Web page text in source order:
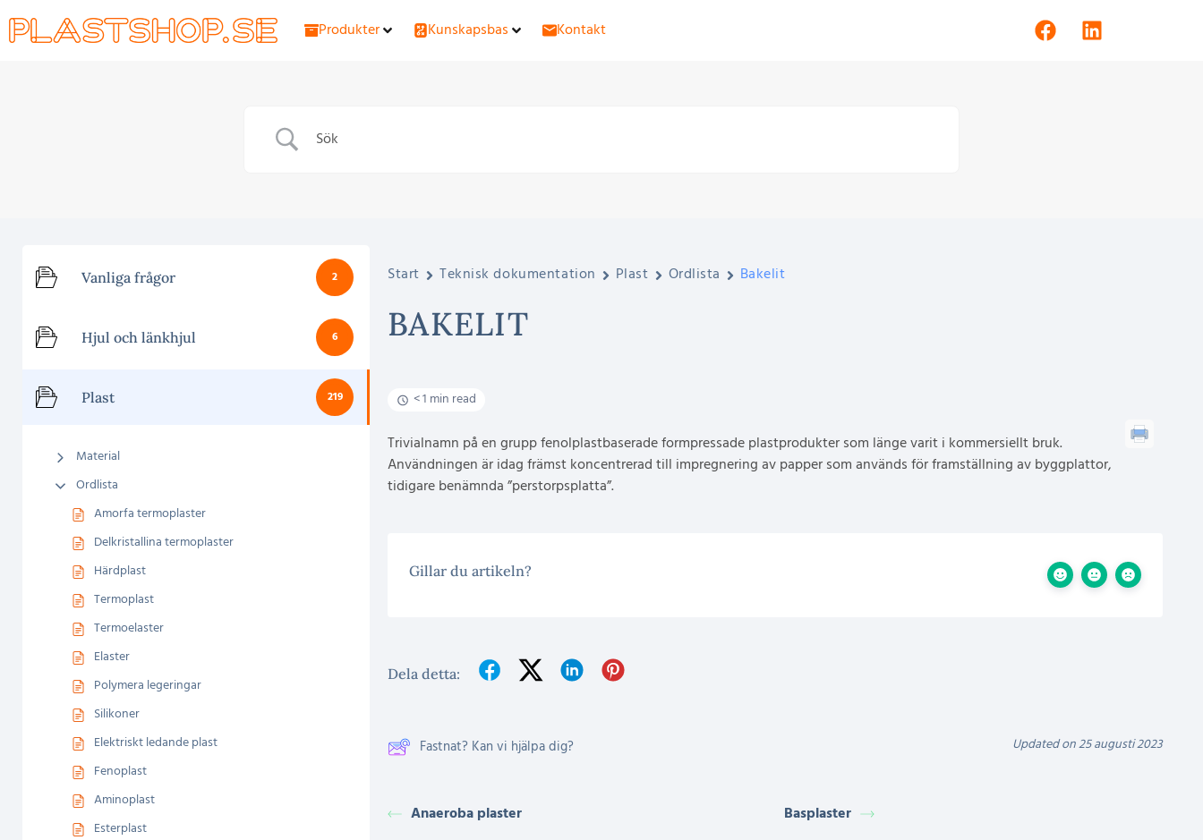
Produkter Kunskapsbas Kontakt
Vanliga frågor 2
Hjul och länkhjul 6
Plast 219
Material
Ordlista
Amorfa termoplaster
Delkristallina termoplaster
Härdplast
Termoplast
Termoelaster
Elaster
Polymera legeringar
Silikoner
Elektriskt ledande plast
Fenoplast
Aminoplast
Esterplast
Start Teknisk dokumentation Plast Ordlista Bakelit
BAKELIT
< 1 min read
Trivialnamn på en grupp fenolplastbaserade formpressade plastprodukter som länge varit i kommersiellt bruk.
Användningen är idag främst koncentrerad till impregnering av papper som används för framställning av byggplattor,
tidigare benämnda ”perstorpsplatta”.
Gillar du artikeln?
Dela detta:
Fastnat? Kan vi hjälpa dig? Updated on 25 augusti 2023
Anaeroba plaster Basplaster